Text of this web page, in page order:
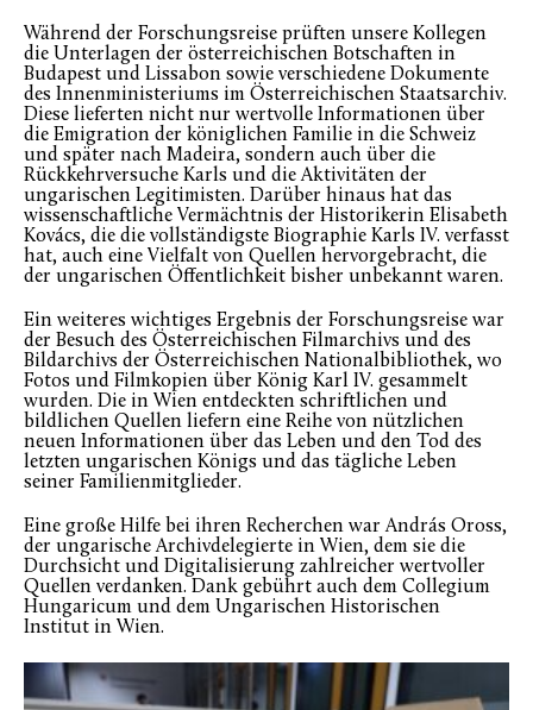
Während der Forschungsreise prüften unsere Kollegen
die Unterlagen der österreichischen Botschaften in
Budapest und Lissabon sowie verschiedene Dokumente
des Innenministeriums im Österreichischen Staatsarchiv.
Diese lieferten nicht nur wertvolle Informationen über
die Emigration der königlichen Familie in die Schweiz
und später nach Madeira, sondern auch über die
Rückkehrversuche Karls und die Aktivitäten der
ungarischen Legitimisten. Darüber hinaus hat das
wissenschaftliche Vermächtnis der Historikerin Elisabeth
Kovács, die die vollständigste Biographie Karls IV. verfasst
hat, auch eine Vielfalt von Quellen hervorgebracht, die
der ungarischen Öffentlichkeit bisher unbekannt waren.
Ein weiteres wichtiges Ergebnis der Forschungsreise war
der Besuch des Österreichischen Filmarchivs und des
Bildarchivs der Österreichischen Nationalbibliothek, wo
Fotos und Filmkopien über König Karl IV. gesammelt
wurden. Die in Wien entdeckten schriftlichen und
bildlichen Quellen liefern eine Reihe von nützlichen
neuen Informationen über das Leben und den Tod des
letzten ungarischen Königs und das tägliche Leben
seiner Familienmitglieder.
Eine große Hilfe bei ihren Recherchen war András Oross,
der ungarische Archivdelegierte in Wien, dem sie die
Durchsicht und Digitalisierung zahlreicher wertvoller
Quellen verdanken. Dank gebührt auch dem Collegium
Hungaricum und dem Ungarischen Historischen
Institut in Wien.